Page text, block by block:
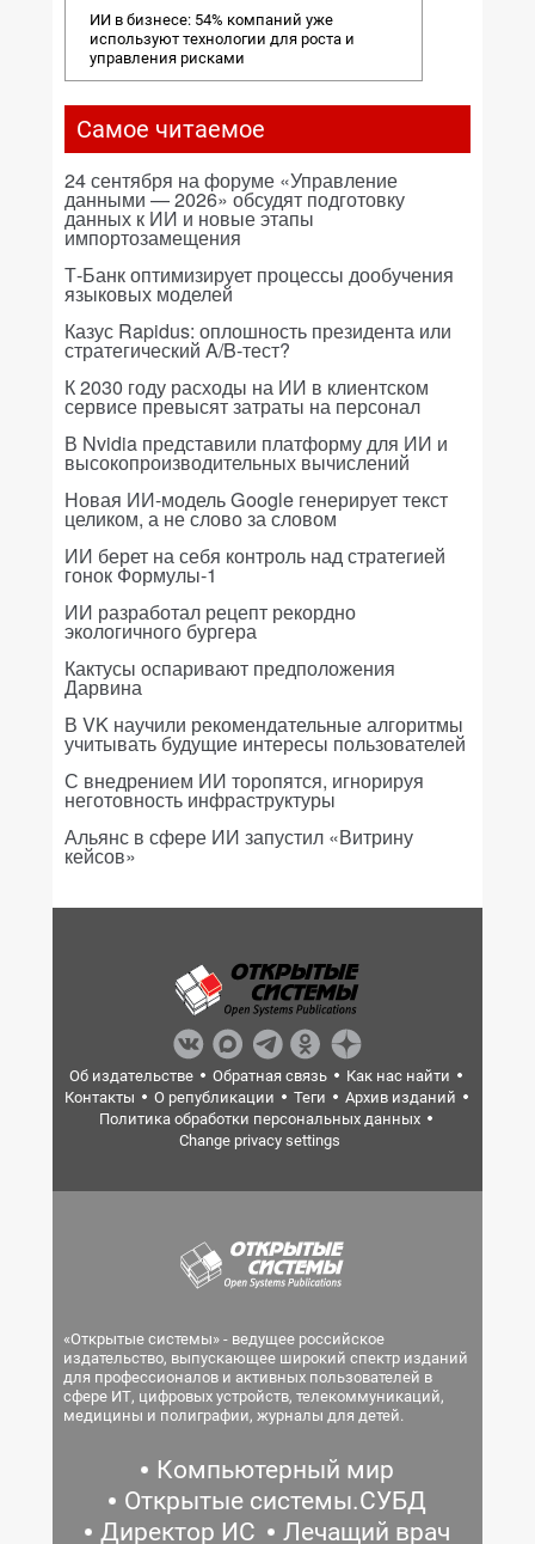
ИИ в бизнесе: 54% компаний уже
используют технологии для роста и
управления рисками
Самое читаемое
24 сентября на форуме «Управление
данными — 2026» обсудят подготовку
данных к ИИ и новые этапы
импортозамещения
Т-Банк оптимизирует процессы дообучения
языковых моделей
Казус Rapidus: оплошность президента или
стратегический A/B-тест?
К 2030 году расходы на ИИ в клиентском
сервисе превысят затраты на персонал
В Nvidia представили платформу для ИИ и
высокопроизводительных вычислений
Новая ИИ-модель Google генерирует текст
целиком, а не слово за словом
ИИ берет на себя контроль над стратегией
гонок Формулы-1
ИИ разработал рецепт рекордно
экологичного бургера
Кактусы оспаривают предположения
Дарвина
В VK научили рекомендательные алгоритмы
учитывать будущие интересы пользователей
С внедрением ИИ торопятся, игнорируя
неготовность инфраструктуры
Альянс в сфере ИИ запустил «Витрину
кейсов»
Об издательстве Обратная связь
Как нас найти
Контакты
О републикации Теги
Архив изданий
Политика обработки персональных данных
Change privacy settings
«Открытые системы» - ведущее российское
издательство, выпускающее широкий спектр изданий
для профессионалов и активных пользователей в
сфере ИТ, цифровых устройств, телекоммуникаций,
медицины и полиграфии, журналы для детей.
Компьютерный мир
Открытые системы.СУБД
Директор ИС
Лечащий врач